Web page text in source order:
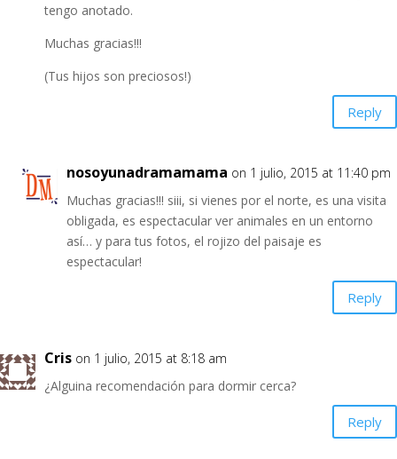
tengo anotado.
Muchas gracias!!!
(Tus hijos son preciosos!)
Reply
nosoyunadramamama on 1 julio, 2015 at 11:40 pm
Muchas gracias!!! siii, si vienes por el norte, es una visita
obligada, es espectacular ver animales en un entorno
así… y para tus fotos, el rojizo del paisaje es
espectacular!
Reply
Cris on 1 julio, 2015 at 8:18 am
¿Alguina recomendación para dormir cerca?
Reply